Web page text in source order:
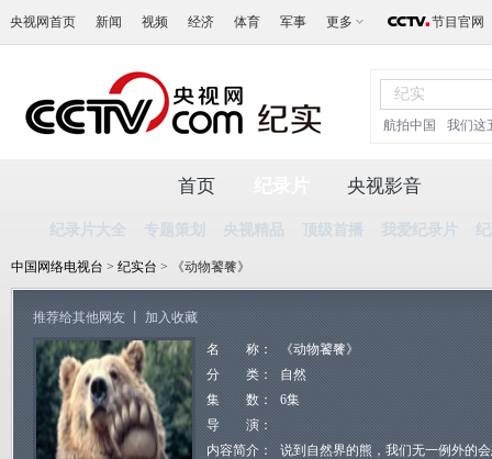
央视网首页 新闻 视频 经济 体育 军事 更多 节目官网
航拍中国 我们这
首页
纪录片大全 专题策划 央视精品 顶级首播 我爱纪录片
央视影音
中国网络电视台 > 纪实台 > 《动物饕餮》
推荐给其他网友 加入收藏
名 称：
《动物饕餮》
分 类：
自然
集 数：
6集
导 演：
内容简介：
说到自然界的熊，我们无一例外的